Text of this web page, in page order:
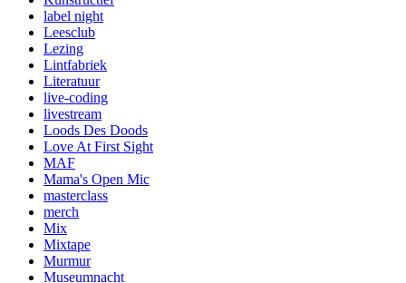
label night
Leesclub
Lezing
Lintfabriek
Literatuur
live-coding
livestream
Loods Des Doods
Love At First Sight
MAF
Mama's Open Mic
masterclass
merch
Mix
Mixtape
Murmur
Museumnacht